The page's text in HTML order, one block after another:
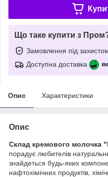
Що таке купити з
Замовлення під
Доступна доставка
Опис Характеристики
Опис
Склад кремового молочка
порадує любителів
знайдеться будь-яких
нафтохімічних продуктів,